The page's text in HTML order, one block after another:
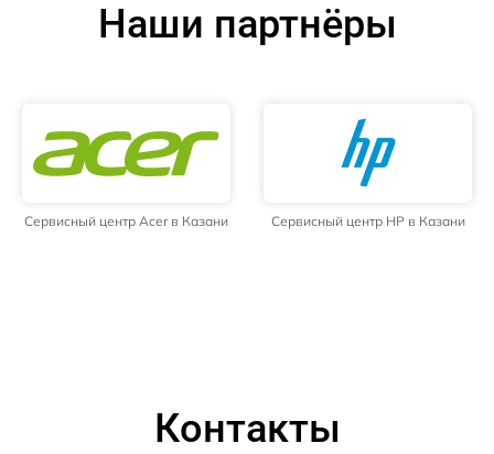
Наши партнёры
Сервисный центр Acer в Казани Сервисный центр HP в Казани
Контакты